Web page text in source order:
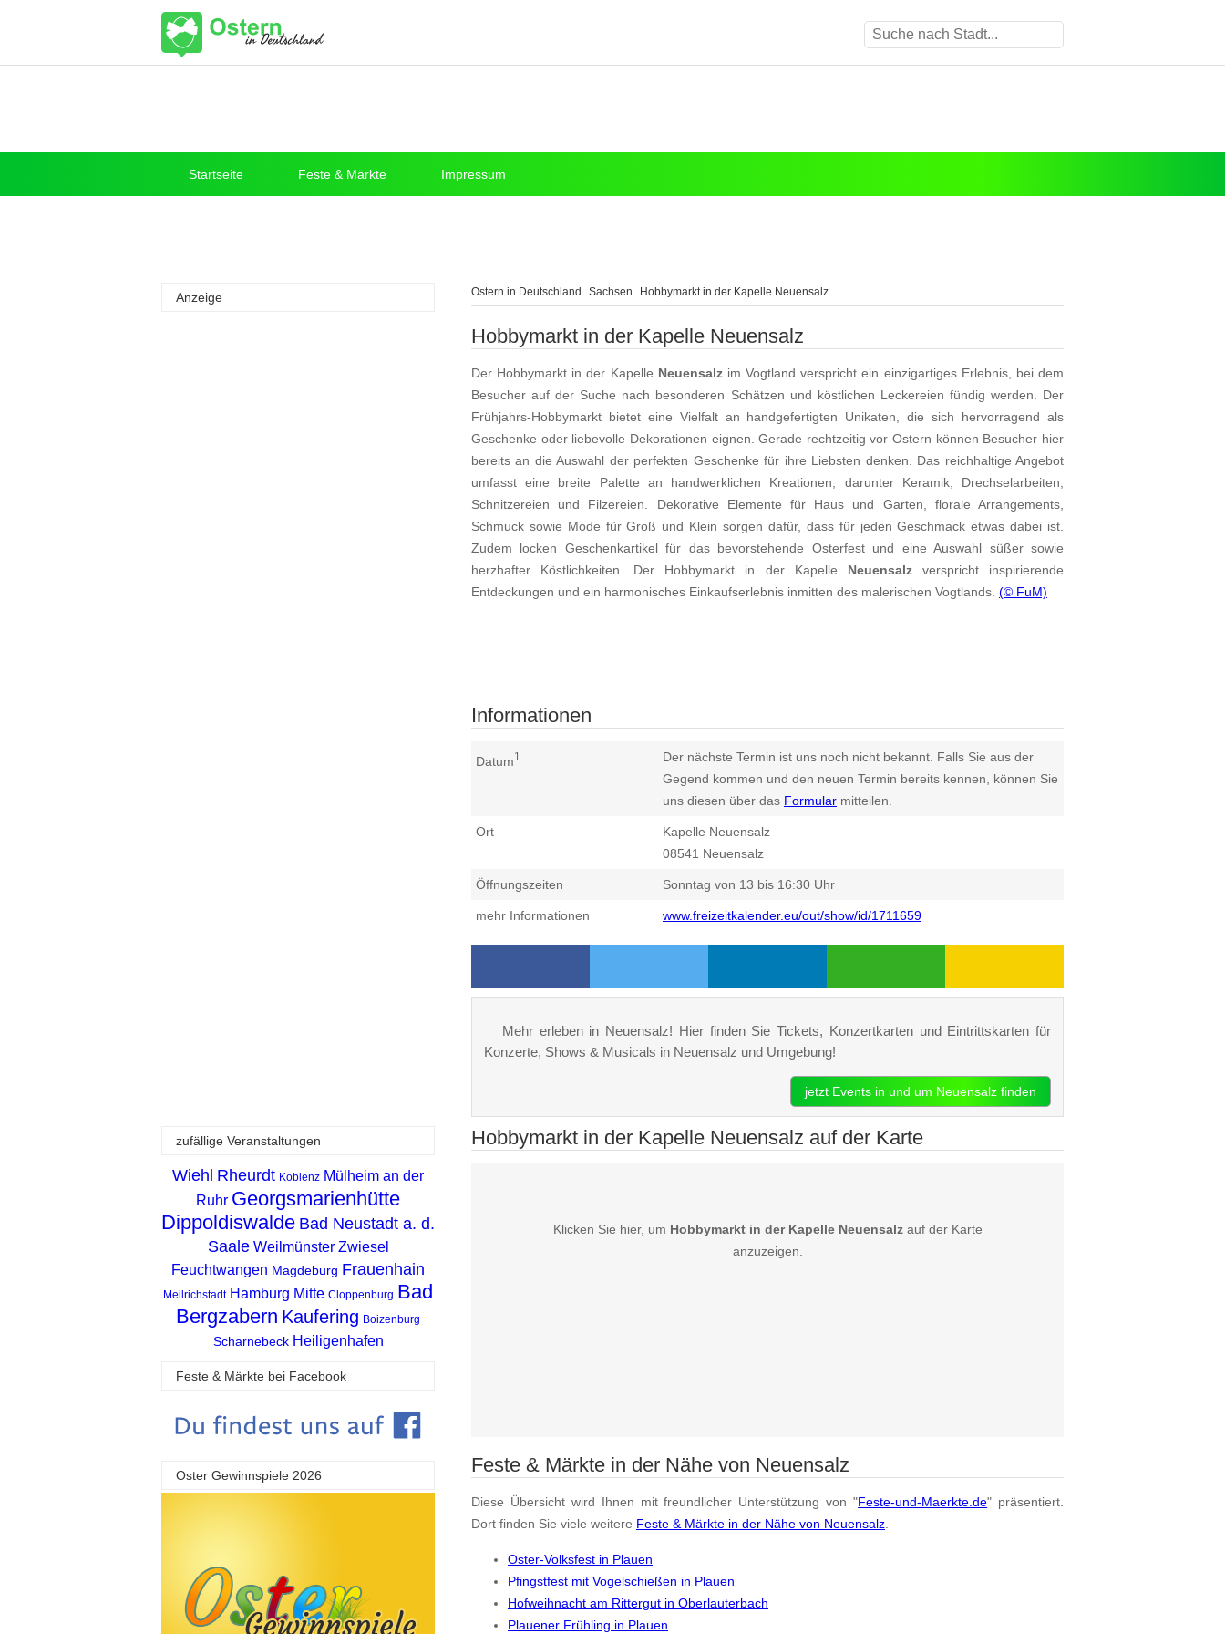
Startseite Feste & Märkte Impressum
Ostern in Deutschland Sachsen Hobbymarkt in der Kapelle Neuensalz
Hobbymarkt in der Kapelle Neuensalz
Der Hobbymarkt in der Kapelle Neuensalzim Vogtland verspricht ein einzigartiges Erlebnis, bei dem
Besucher auf der Suche nach besonderen Schätzen und köstlichen Leckereien fündig werden. Der
Frühjahrs-Hobbymarkt bietet eine Vielfalt an handgefertigten Unikaten, die sich hervorragend als
Geschenke oder liebevolle Dekorationen eignen. Gerade rechtzeitig vor Ostern können Besucher hier
bereits an die Auswahl der perfekten Geschenke für ihre Liebsten denken. Das reichhaltige Angebot
umfasst eine breite Palette an handwerklichen Kreationen, darunter Keramik, Drechselarbeiten,
Schnitzereien und Filzereien. Dekorative Elemente für Haus und Garten, florale Arrangements,
Schmuck sowie Mode für Groß und Klein sorgen dafür, dass für jeden Geschmack etwas dabei ist.
Zudem locken Geschenkartikel für das bevorstehende Osterfest und eine Auswahl süßer sowie
herzhafter Köstlichkeiten. Der Hobbymarkt in der Kapelle Neuensalzverspricht inspirierende
Entdeckungen und ein harmonisches Einkaufserlebnis inmitten des malerischen Vogtlands. (© FuM)
Informationen
Datum1
Der nächste Termin ist uns noch nicht bekannt. Falls Sie aus der
Gegend kommen und den neuen Termin bereits kennen, können Sie
uns diesen über das Formular mitteilen.
Ort
Kapelle Neuensalz
08541 Neuensalz
Öffnungszeiten Sonntag von 13 bis 16:30 Uhr
mehr Informationen www.freizeitkalender.eu/out/show/id/1711659
Mehr erleben in Neuensalz! Hier finden Sie Tickets, Konzertkarten und Eintrittskarten für
Konzerte, Shows & Musicals in Neuensalz und Umgebung!
jetzt Events in und um Neuensalz finden
Anzeige
Hobbymarkt in der Kapelle Neuensalz auf der Karte
Klicken Sie hier, um Hobbymarkt in der Kapelle Neuensalzauf der Karte
anzuzeigen.
Feste & Märkte in der Nähe von Neuensalz
Diese Übersicht wird Ihnen mit freundlicher Unterstützung von "Feste-und-Maerkte.de" präsentiert.
Dort finden Sie viele weitere Feste & Märkte in der Nähe von Neuensalz.
Oster-Volksfest in Plauen
Pfingstfest mit Vogelschießen in Plauen
Hofweihnacht am Rittergut in Oberlauterbach
Plauener Frühling in Plauen
zufällige Veranstaltungen
Wiehl Rheurdt Koblenz Mülheim an der
Ruhr Georgsmarienhütte
Dippoldiswalde Bad Neustadt a. d.
Saale Weilmünster Zwiesel
Feuchtwangen Magdeburg Frauenhain
Mellrichstadt Hamburg Mitte Cloppenburg Bad
Bergzabern Kaufering Boizenburg
Scharnebeck Heiligenhafen
Feste & Märkte bei Facebook
Oster Gewinnspiele 2026